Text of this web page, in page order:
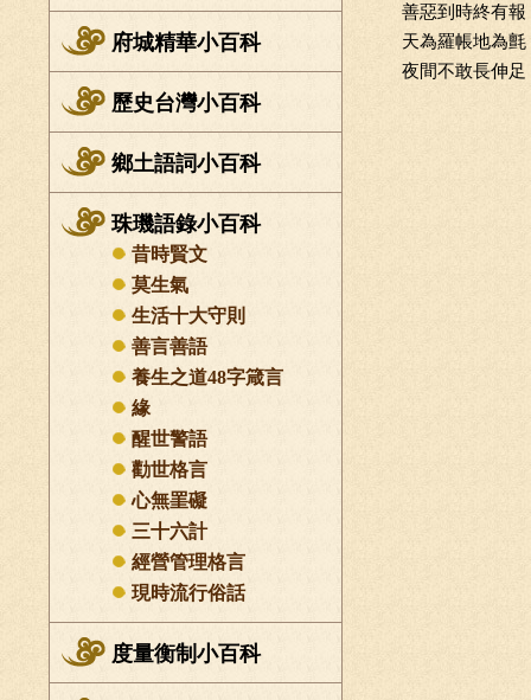
府城精華小百科
歷史台灣小百科
鄉土語詞小百科
珠璣語錄小百科
昔時賢文
莫生氣
生活十大守則
善言善語
養生之道48字箴言
緣
醒世警語
勸世格言
心無罣礙
三十六計
經營管理格言
現時流行俗話
度量衡制小百科
善惡到時終有
天為羅帳地為
夜間不敢長伸